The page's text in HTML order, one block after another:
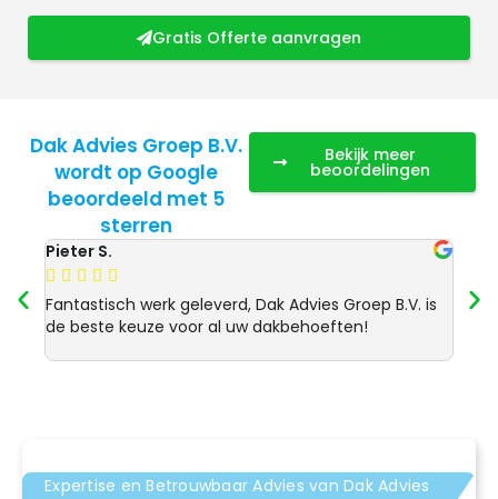
Gratis Offerte aanvragen
Dak Advies Groep B.V.
wordt op Google
beoordeeld met 5
sterren
Bekijk meer
beoordelingen
Pieter S.
    
Fantastisch werk geleverd, Dak Advies Groep B.V. is
de beste keuze voor al uw dakbehoeften!
Expertise en Betrouwbaar Advies van Dak Advies